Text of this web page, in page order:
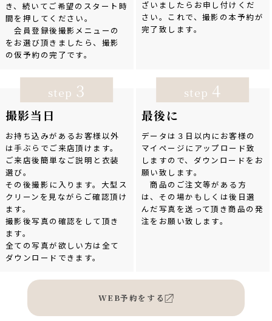
き、続いてご希望のスタート時
間を押してください。
会員登録後撮影メニューの
をお選び頂きましたら、撮影
の仮予約の完了です。
ざいましたらお申し付けくだ
さい。これで、撮影の本予約が
完了致します。
撮影当日
お持ち込みがあるお客様以外
は手ぶらでご来店頂けます。
ご来店後簡単なご説明と衣装
選び。
その後撮影に入ります。大型ス
クリーンを見ながらご確認頂け
ます。
撮影後写真の確認をして頂き
ます。
全ての写真が欲しい方は全て
ダウンロードできます。
step 3
最後に
データは３日以内にお客様の
マイページにアップロード致
しますので、ダウンロードをお
願い致します。
商品のご注文等がある方
は、その場かもしくは後日選
んだ写真を送って頂き商品の発
注をお願い致します。
step 4
WEB予約をする